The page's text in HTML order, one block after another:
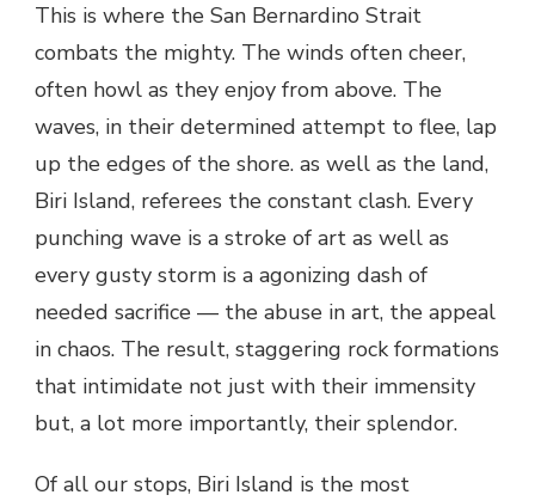
This is where the San Bernardino Strait
combats the mighty. The winds often cheer,
often howl as they enjoy from above. The
waves, in their determined attempt to flee, lap
up the edges of the shore. as well as the land,
Biri Island, referees the constant clash. Every
punching wave is a stroke of art as well as
every gusty storm is a agonizing dash of
needed sacrifice — the abuse in art, the appeal
in chaos. The result, staggering rock formations
that intimidate not just with their immensity
but, a lot more importantly, their splendor.
Of all our stops, Biri Island is the most